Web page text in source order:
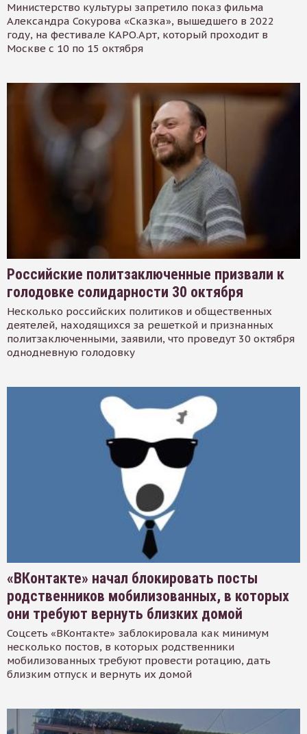
Министерство культуры запретило показ фильма
Александра Сокурова «Сказка», вышедшего в 2022
году, на фестивале КАРО.Арт, который проходит в
Москве с 10 по 15 октября
Российские политзаключенные призвали к
голодовке солидарности 30 октября
Несколько российских политиков и общественных
деятелей, находящихся за решеткой и признанных
политзаключенными, заявили, что проведут 30 октября
однодневную голодовку
«ВКонтакте» начал блокировать посты
родственников мобилизованных, в которых
они требуют вернуть близких домой
Соцсеть «ВКонтакте» заблокировала как минимум
несколько постов, в которых родственники
мобилизованных требуют провести ротацию, дать
близким отпуск и вернуть их домой